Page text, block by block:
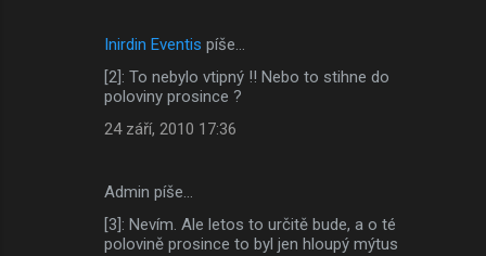
Inirdin Eventis píše…
[2]: To nebylo vtipný !! Nebo to stihne do
poloviny prosince ?
24 září, 2010 17:36
Admin píše…
[3]: Nevím. Ale letos to určitě bude, a o té
polovině prosince to byl jen hloupý mýtus